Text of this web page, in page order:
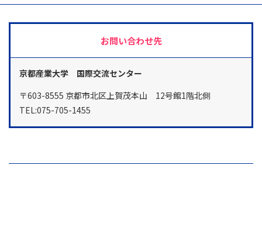
お問い合わせ先
京都産業大学 国際交流センター
〒603-8555 京都市北区上賀茂本山 12号館1階北側
TEL:075-705-1455